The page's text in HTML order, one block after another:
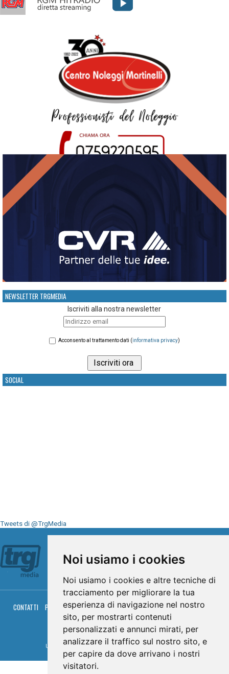
Noi usiamo i cookies
Noi usiamo i cookies e altre tecniche di
tracciamento per migliorare la tua
esperienza di navigazione nel nostro
sito, per mostrarti contenuti
personalizzati e annunci mirati, per
analizzare il traffico sul nostro sito, e
per capire da dove arrivano i nostri
visitatori.
NEWSLETTER TRGMEDIA
Iscriviti alla nostra newsletter
Acconsento al trattamento dati (informativa privacy)
SOCIAL
Tweets di @TrgMedia
CONTATTI PRIVACY COOKIES PALINSESTO DIRETTA TV
DIRETTA RADIO
RGM HITRADIO
© TRG Media 2005-2026
Umbria Televisioni s.r.l. - P.I.00496230541 - www.trgmedia.it - Powered by